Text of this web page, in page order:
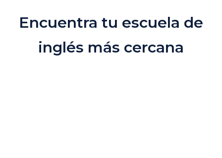
Encuentra tu escuela de
inglés más cercana